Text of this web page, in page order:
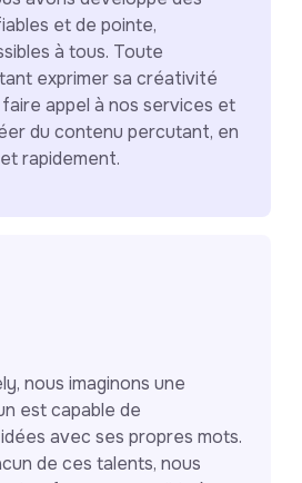
et de pointe,
à tous. Toute
exprimer sa créativité
appel à nos services et
du contenu percutant, en
rapidement.
nous imaginons une
est capable de
avec ses propres mots.
de ces talents, nous